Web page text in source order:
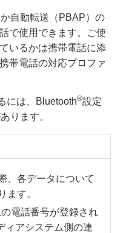
自動転送（PBAP）の
で使用できます。ご使
いるかは携帯電話に添
帯電話の対応プロファ
には、Bluetooth®設定
ります。
、各データについて
ます。
電話番号が登録され
ィアシステム側の連